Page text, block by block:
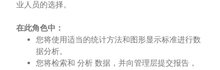
业人员的选择。
在此角色中：
您将使用适当的统计方法和图形显示标准进行数
据分析。
您将检索和 分析 数据，并向管理层提交报告，